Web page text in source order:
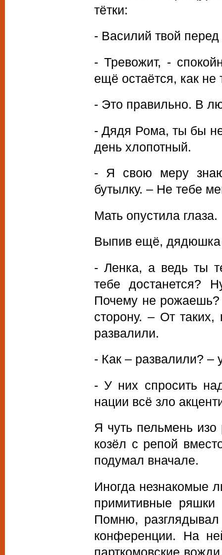
тётки:
- Василий твой
- Тревожит, -
ещё остаётся, как
- Это правильно. В
- Дядя Рома, ты бы
день хлопотный.
- Я свою меру
бутылку. – Не тебе
Мать опустила глаза.
Выпив ещё, дядюшка
- Ленка, а ведь ты
тебе достанется?
Почему не рожаешь?
сторону. – От
развалили.
- Как – развалили? –
- У них спросить
нации всё зло
Я чуть пельмень изо
козёл с репой
подумал вначале.
Иногда незнакомые
примитивные ряшки
Помню,
конференции. На
парткомовские